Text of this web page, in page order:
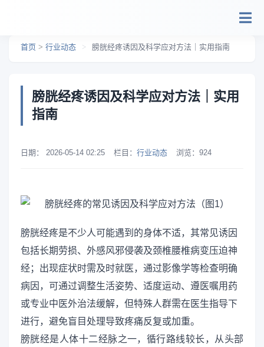
首页 > 行业动态 > 膀胱经疼诱因及科学应对方法｜实用指南
膀胱经疼诱因及科学应对方法｜实用
指南
日期： 2026-05-14 02:25 栏目： 行业动态 浏览： 924
膀胱经疼是不少人可能遇到的身体不适，其常见诱因
包括长期劳损、外感风邪侵袭及颈椎腰椎病变压迫神
经；出现症状时需及时就医，通过影像学等检查明确
病因，可通过调整生活姿势、适度运动、遵医嘱用药
或专业中医外治法缓解，但特殊人群需在医生指导下
进行，避免盲目处理导致疼痛反复或加重。
膀胱经是人体十二经脉之一，循行路线较长，从头部